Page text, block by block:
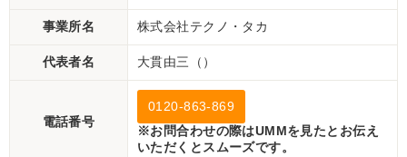
事業所名 株式会社テクノ・タカ
代表者名 大貫由三（）
電話番号
0120-863-869
※お問合わせの際はUMMを見たとお伝え
いただくとスムーズです。